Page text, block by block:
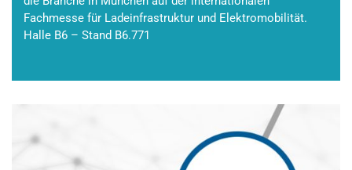
Fachmesse für Ladeinfrastruktur und Elektromobilität.
Halle B6 – Stand B6.771